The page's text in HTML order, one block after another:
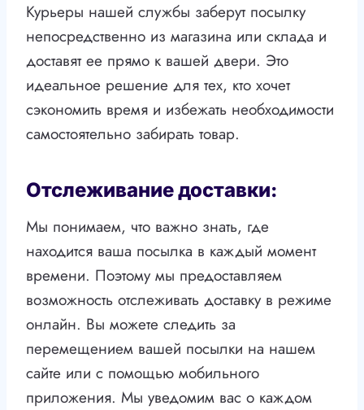
Курьеры нашей службы заберут посылку
непосредственно из магазина или склада и
доставят ее прямо к вашей двери. Это
идеальное решение для тех, кто хочет
сэкономить время и избежать необходимости
самостоятельно забирать товар.
Отслеживание доставки:
Мы понимаем, что важно знать, где
находится ваша посылка в каждый момент
времени. Поэтому мы предоставляем
возможность отслеживать доставку в режиме
онлайн. Вы можете следить за
перемещением вашей посылки на нашем
сайте или с помощью мобильного
приложения. Мы уведомим вас о каждом